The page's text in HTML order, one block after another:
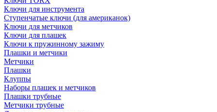
Ключи для инструмента
Ступенчатые ключи (для американок)
Ключи для метчиков
Ключи для плашек
Ключи к пружинному зажиму
Плашки и метчики
Метчики
Плашки
Клуппы
Наборы плашек и метчиков
Плашки трубные
Метчики трубные